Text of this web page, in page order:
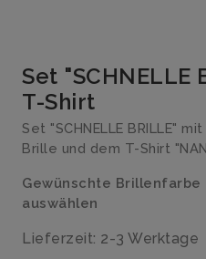
Set "SCHNELLE
T-Shirt
Set "SCHNELLE BRILLE"
Brille und dem T-Shirt
Gewünschte
auswählen
Lieferzeit: 2-3 Werktage